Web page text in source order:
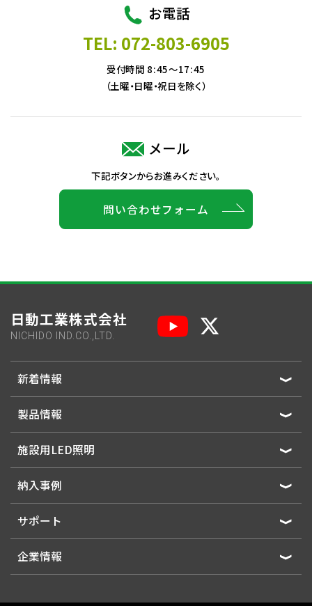
お電話
TEL: 072-803-6905
受付時間 8:45～17:45
（土曜・日曜・祝日を除く）
メール
下記ボタンからお進みください。
問い合わせフォーム
日動工業株式会社
NICHIDO IND.CO.,LTD.
新着情報
製品情報
施設用LED照明
納入事例
サポート
企業情報